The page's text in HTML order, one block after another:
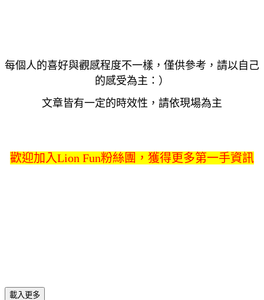
每個人的喜好與觀感程度不一樣，僅供參考，請以自己
的感受為主：）
文章皆有一定的時效性，請依現場為主
歡迎加入Lion Fun粉絲團，獲得更多第一手資訊
載入更多